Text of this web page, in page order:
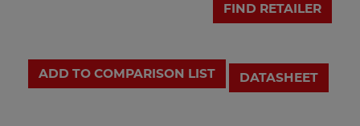
FIND RETAILER
ADD TO COMPARISON LIST DATASHEET